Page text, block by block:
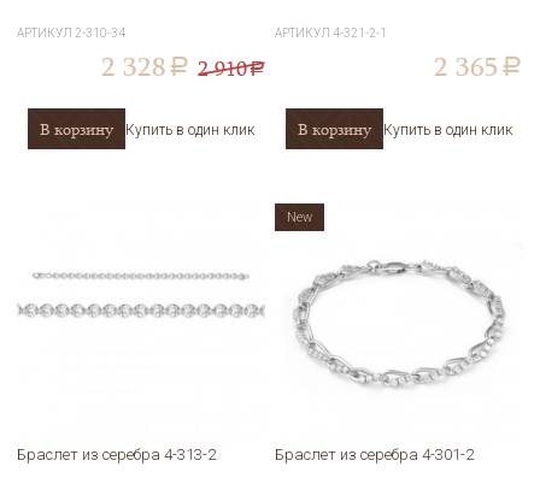
АРТИКУЛ 2-310-34
2 328 a 2 910a
В корзину Купить в один клик
АРТИКУЛ 4-321-2-1
2 365 a
В корзину Купить в один клик
Браслет из серебра 4-313-2 Браслет из серебра 4-301-2
New